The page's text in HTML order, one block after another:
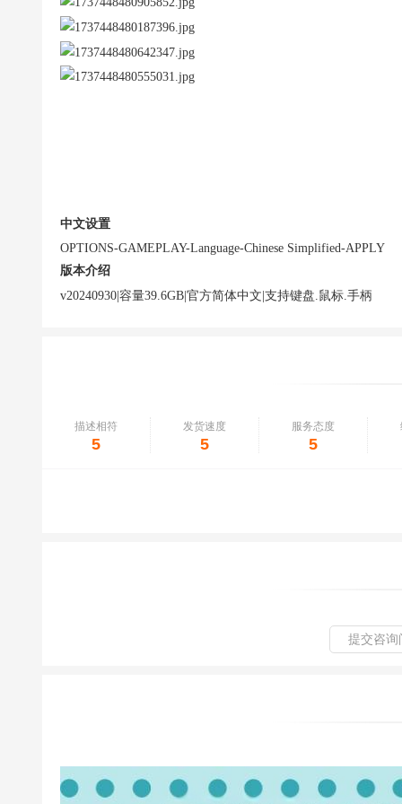
中文设置
OPTIONS-GAMEPLAY-Language-Chinese Simplified-APPLY
版本介绍
v20240930|容量39.6GB|官方简体中文|支持键盘.鼠标.手柄
描述相符
5
发货速度
5
服务态度
5
提交咨询